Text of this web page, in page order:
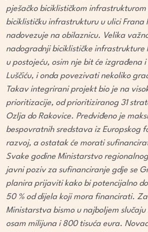
pješačko biciklističkom infrastrukturom
biciklističku infrastrukturu u ulici Frana
nadovezuje na obilaznicu. Velika
nadogradnji biciklističke infrastrukture
u postojeću, osim nje bit će izgrađena
Luščiću, i onda povezivati nekoliko
Takav integrirani projekt bio je na
prioritizacije, od prioritiziranog 31
Ozlja do Rakovice. Predviđeno je
bespovratnih sredstava iz Europskog
razvoj, a ostatak će morati
Svake godine Ministarstvo
javni poziv za sufinanciranje gdje se
planira prijaviti kako bi potencijalno
50 % od dijela koji mora financirati.
Ministarstva bismo u najboljem
osam milijuna i 800 tisuća eura.